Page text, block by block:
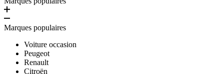
Marques populaires
Voiture occasion
Peugeot
Renault
Citroën